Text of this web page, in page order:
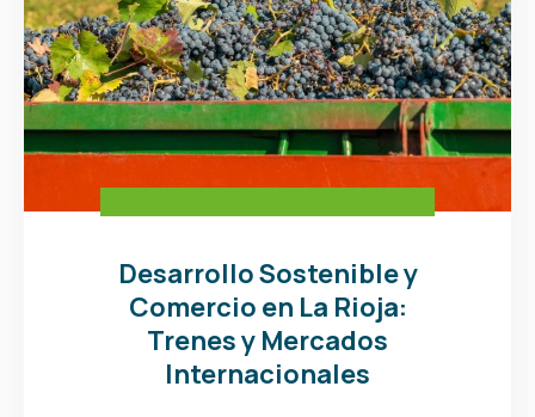
Desarrollo Sostenible y
Comercio en La Rioja:
Trenes y Mercados
Internacionales